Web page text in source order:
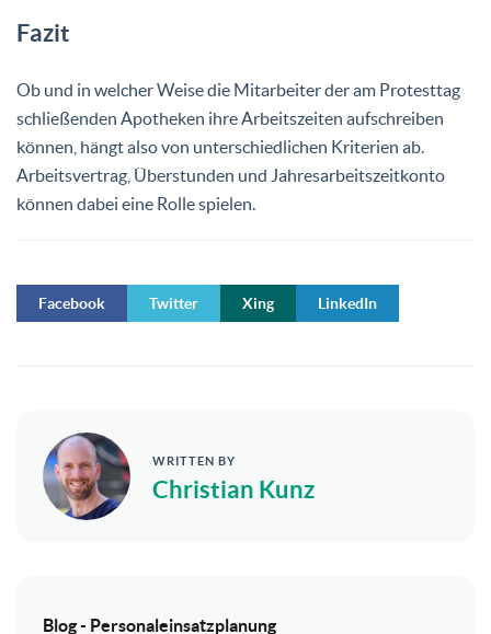
Fazit
Ob und in welcher Weise die Mitarbeiter der am Protesttag
schließenden Apotheken ihre Arbeitszeiten aufschreiben
können, hängt also von unterschiedlichen Kriterien ab.
Arbeitsvertrag, Überstunden und Jahresarbeitszeitkonto
können dabei eine Rolle spielen.
Facebook Twitter Xing LinkedIn
WRITTEN BY
Christian Kunz
Blog - Personaleinsatzplanung